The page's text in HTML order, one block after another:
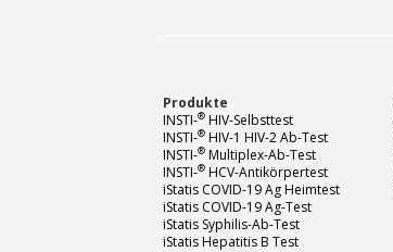
Produkte
INSTI-® HIV-Selbsttest
INSTI-® HIV-1 HIV-2 Ab-Test
INSTI-® Multiplex-Ab-Test
INSTI-® HCV-Antikörpertest
iStatis COVID-19 Ag Heimtest
iStatis COVID-19 Ag-Test
iStatis Syphilis-Ab-Test
iStatis Hepatitis B Test